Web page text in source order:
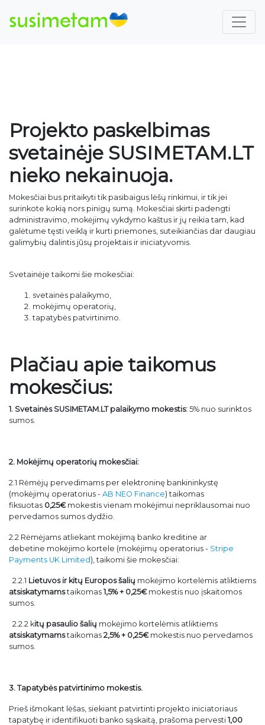
Projekto paskelbimas
svetainėje SUSIMETAM.LT
nieko nekainuoja.
Mokesčiai bus pritaikyti tik pasibaigus lėšų rinkimui, ir tik jei
surinkote kokią nors pinigų sumą. Mokesčiai skirti padengti
administravimo, mokėjimų vykdymo kaštus ir jų reikia tam, kad
galėtume tęsti veiklą ir kurti priemones, suteikiančias dar daugiau
galimybių dalintis jūsų projektais ir iniciatyvomis.
Svetainėje taikomi šie mokesčiai:
svetainės palaikymo,
mokėjimų operatorių,
tapatybės patvirtinimo.
Plačiau apie taikomus
mokesčius:
1. Svetainės SUSIMETAM.LT palaikymo mokestis: 5% nuo surinktos
sumos.
2. Mokėjimų operatorių mokesčiai:
2.1 Rėmėjų pervedimams per elektroninę bankininkystę
(mokėjimų operatorius - AB NEO Finance) taikomas
fiksuotas 0,25€mokestis vienam mokėjimui nepriklausomai nuo
pervedamos sumos dydžio.
2.2 Rėmėjams atliekant mokėjimą banko kreditine ar
debetine mokėjimo kortele (mokėjimų operatorius - Stripe
Payments UK Limited), taikomi šie mokesčiai:
2.2.1 Lietuvos ir kitų Europos šalių mokėjimo kortelėmis atliktiems
atsiskatymamstaikomas 1,5% + 0,25€mokestis nuo įskaitomos
sumos.
2.2.2 kitų pasaulio šalių mokėjimo kortelėmis atliktiems
atsiskatymamstaikomas 2,5% + 0,25€mokestis nuo pervedamos
sumos.
3. Tapatybės patvirtinimo mokestis.
Prieš išmokant lėšas, siekiant patvirtinti projekto iniciatoriaus
tapatybę ir identifikuoti banko sąskaitą, prašoma pervesti 1,00